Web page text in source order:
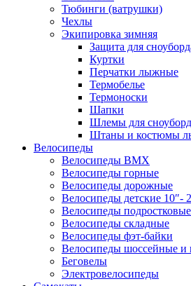
Тюбинги (ватрушки)
Чехлы
Экипировка зимняя
Защита для
Куртки
Перчатки лыжные
Термобелье
Термоноски
Шапки
Шлемы для
Штаны и костюмы
Велосипеды
Велосипеды BMX
Велосипеды горные
Велосипеды дорожные
Велосипеды детские 10″-
Велосипеды
Велосипеды складные
Велосипеды фэт-байки
Велосипеды шоссейные и
Беговелы
Электровелосипеды